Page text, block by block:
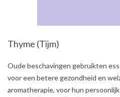
Thyme (Tijm)
2021-
Oude beschavingen gebruikten
voor een betere gezondheid en
aromatherapie, voor hun